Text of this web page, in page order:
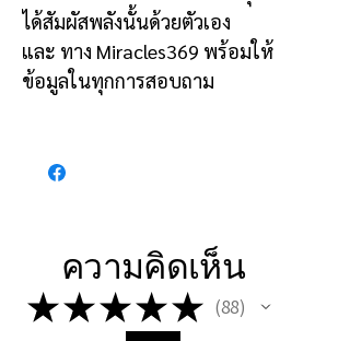
ได้สัมผัสพลังนั้นด้วยตัวเอง
และ ทาง Miracles369 พร้อมให้
ข้อมูลในทุกการสอบถาม
ความคิดเห็น
★★★★★ 88
88